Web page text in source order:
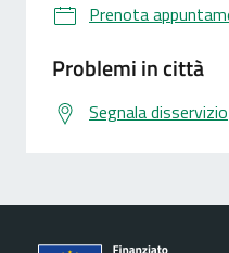
Prenota
Problemi in città
Segnala disservizio